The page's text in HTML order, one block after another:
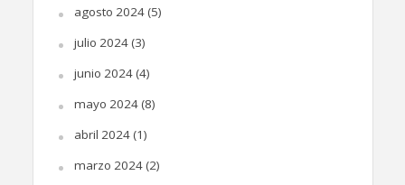
agosto 2024(5)
julio 2024(3)
junio 2024(4)
mayo 2024(8)
abril 2024(1)
marzo 2024(2)